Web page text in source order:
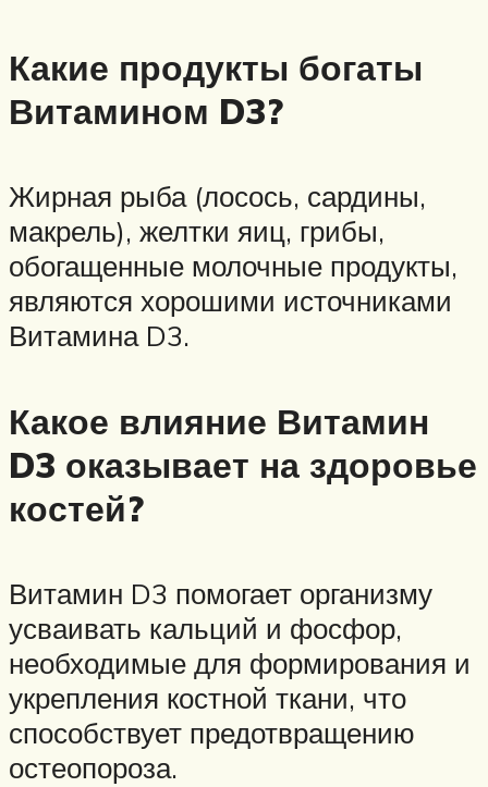
Какие продукты богаты
Витамином D3?
Жирная рыба (лосось, сардины,
макрель), желтки яиц, грибы,
обогащенные молочные продукты,
являются хорошими источниками
Витамина D3.
Какое влияние Витамин
D3 оказывает на здоровье
костей?
Витамин D3 помогает организму
усваивать кальций и фосфор,
необходимые для формирования и
укрепления костной ткани, что
способствует предотвращению
остеопороза.